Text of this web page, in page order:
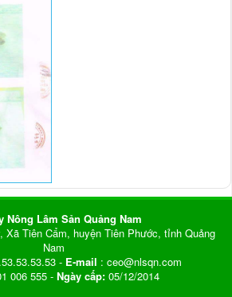
Nông Lâm Sản Quảng Nam
Xã Tiên Cẩm, huyện Tiên Phước, tỉnh Quảng
Nam
- E-mail : ceo@nlsqn.com
006 555 - Ngày cấp:05/12/2014